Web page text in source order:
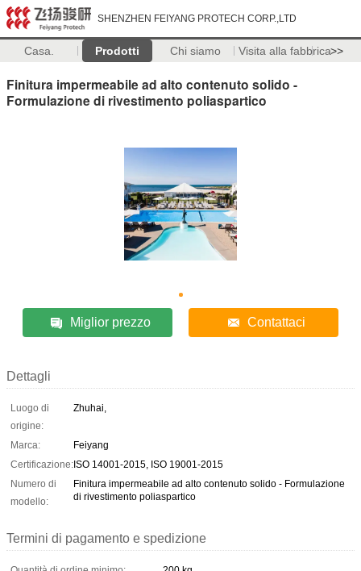
SHENZHEN FEIYANG PROTECH CORP.,LTD
Casa. Prodotti Chi siamo Visita alla fabbrica>>
Finitura impermeabile ad alto contenuto solido -
Formulazione di rivestimento poliaspartico
Miglior prezzo Contattaci
Dettagli
Luogo di
origine:
Zhuhai,
Marca:
Feiyang
Certificazione:ISO 14001-2015, ISO 19001-2015
Numero di
modello:
Finitura impermeabile ad alto contenuto solido - Formulazione
di rivestimento poliaspartico
Termini di pagamento e spedizione